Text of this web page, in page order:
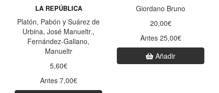
LA REPÚBLICA
Platón, Pabón y Suárez de
Urbina, José Manueltr.,
Fernández-Galiano,
Manueltr
5,60€
Antes 7,00€
Giordano Bruno
20,00€
Antes 25,00€
Añadir